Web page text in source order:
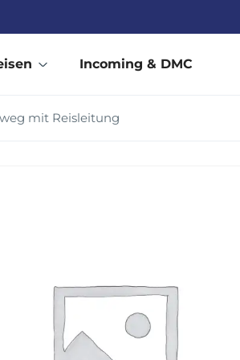
Incoming & DMC
mit Reisleitung